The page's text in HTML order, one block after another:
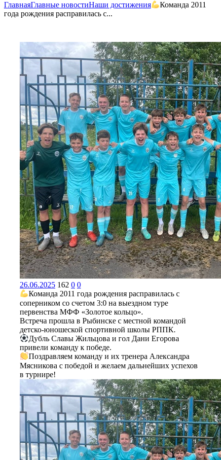
ГлавнаяГлавные новостиНаши достижения
Команда 2011
года рождения расправилась с...
26.06.2025 162 0 0
Команда 2011 года рождения расправилась с
соперником со счетом 3:0 на выездном туре
первенства МФФ «Золотое кольцо».
Встреча прошла в Рыбинске с местной командой
детско-юношеской спортивной школы РППК.
Дубль Славы Жильцова и гол Дани Егорова
привели команду к победе.
Поздравляем команду и их тренера Александра
Мясникова с победой и желаем дальнейших успехов
в турнире!